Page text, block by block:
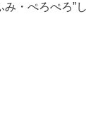
・ぺろぺろ”し